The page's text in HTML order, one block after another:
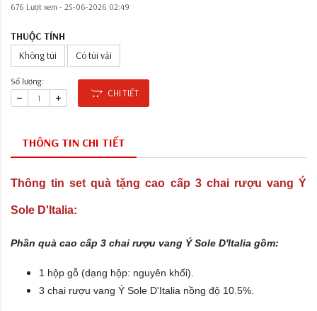
676 Lượt xem - 25-06-2026 02:49
THUỘC TÍNH
Không túi
Có túi vải
Số lượng:
CHI TIẾT
THÔNG TIN CHI TIẾT
Thông tin set quà tặng cao cấp 3 chai rượu vang Ý
Sole D'Italia:
Phần quà cao cấp 3 chai rượu vang Ý Sole D'Italia gồm:
1 hộp gỗ (dạng hộp: nguyên khối).
3 chai rượu vang Ý Sole D'Italia nồng độ 10.5%.